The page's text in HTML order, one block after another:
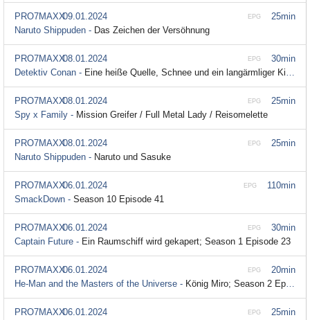
25min
EPG
PRO7MAXX09.01.2024
Naruto Shippuden - Das Zeichen der Versöhnung
30min
EPG
PRO7MAXX08.01.2024
Detektiv Conan - Eine heiße Quelle, Schnee und ein langärmliger Kimono (1)
25min
EPG
PRO7MAXX08.01.2024
Spy x Family - Mission Greifer / Full Metal Lady / Reisomelette
25min
EPG
PRO7MAXX08.01.2024
Naruto Shippuden - Naruto und Sasuke
110min
EPG
PRO7MAXX06.01.2024
SmackDown - Season 10 Episode 41
30min
EPG
PRO7MAXX06.01.2024
Captain Future - Ein Raumschiff wird gekapert; Season 1 Episode 23
20min
EPG
PRO7MAXX06.01.2024
He-Man and the Masters of the Universe - König Miro; Season 2 Episode 33
25min
EPG
PRO7MAXX06.01.2024